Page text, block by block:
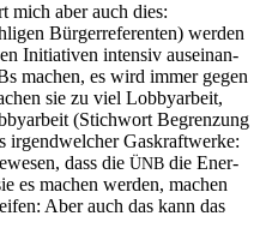
mich aber auch dies:
Bür­ger­re­fe­ren­ten) wer­den
Initia­ti­ven inten­siv aus­ein­an­
machen, es wird immer gegen
sie zu viel Lob­by­ar­beit,
(Stich­wort Begren­zung
irgend­wel­cher Gas­kraft­wer­ke:
dass die ÜNB die Ener­
es machen wer­den, machen
Aber auch das kann das